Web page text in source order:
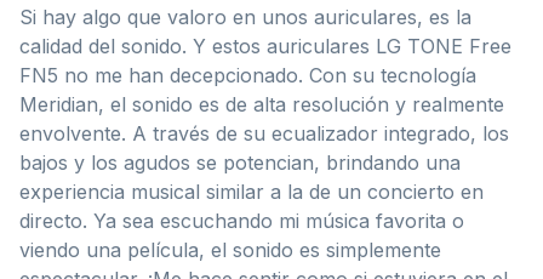
Si hay algo que valoro en unos auriculares, es la
calidad del sonido. Y estos auriculares LG TONE Free
FN5 no me han decepcionado. Con su tecnología
Meridian, el sonido es de alta resolución y realmente
envolvente. A través de su ecualizador integrado, los
bajos y los agudos se potencian, brindando una
experiencia musical similar a la de un concierto en
directo. Ya sea escuchando mi música favorita o
viendo una película, el sonido es simplemente